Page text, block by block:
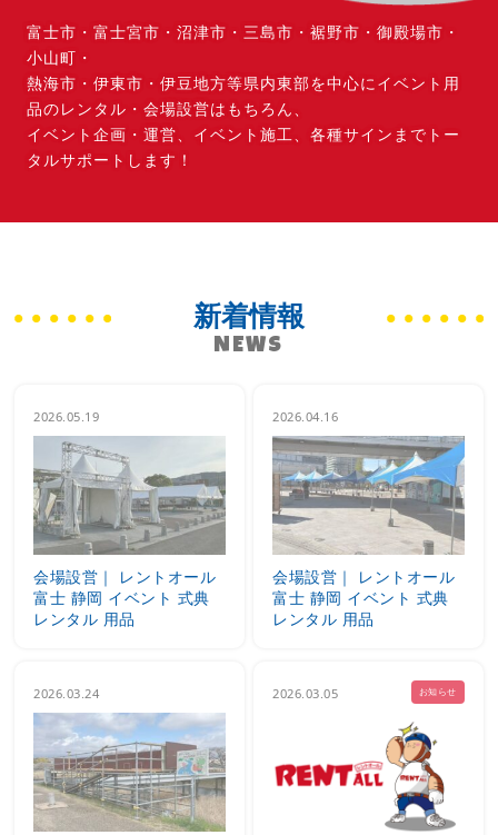
富士市・富士宮市・沼津市・三島市・裾野市・御殿場市・
小山町・
熱海市・伊東市・伊豆地方等県内東部を中心にイベント用
品のレンタル・会場設営はもちろん、
イベント企画・運営、イベント施工、各種サインまでトー
タルサポートします！
新着情報
NEWS
2026.05.19
会場設営｜ レントオール
富士 静岡 イベント 式典
レンタル 用品
2026.04.16
会場設営｜ レントオール
富士 静岡 イベント 式典
レンタル 用品
2026.03.24 2026.03.05 お知らせ